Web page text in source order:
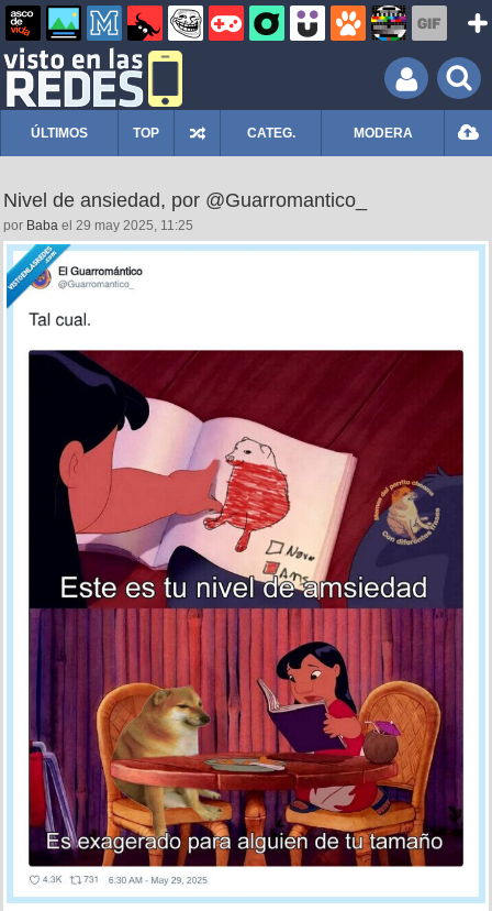
ÚLTIMOS TOP CATEG. MODERA
Nivel de ansiedad, por @Guarromantico_
por Baba el 29 may 2025, 11:25